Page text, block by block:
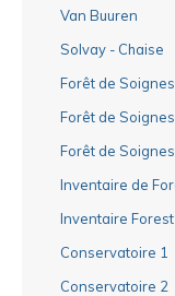
Van Buuren
Solvay - Chaise
Forêt de Soignes
Forêt de
Forêt de
Inventaire de
Inventaire
Conservatoire 1
Conservatoire 2